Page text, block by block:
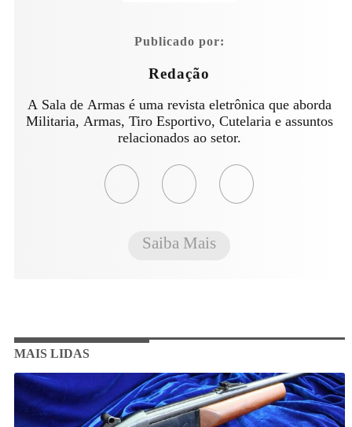
Publicado por:
Redação
A Sala de Armas é uma revista eletrônica que aborda
Militaria, Armas, Tiro Esportivo, Cutelaria e assuntos
relacionados ao setor.
Saiba Mais
MAIS LIDAS